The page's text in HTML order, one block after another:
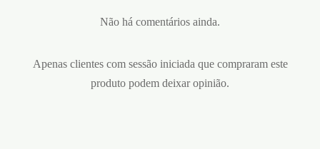
Não há comentários ainda.
Apenas clientes com sessão iniciada que compraram este
produto podem deixar opinião.